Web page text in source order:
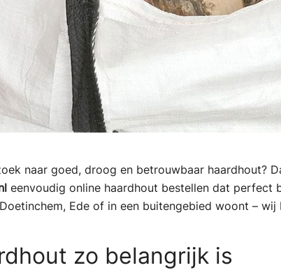
naar goed, droog en betrouwbaar haardhout?
eenvoudig online haardhout bestellen dat
Ede of in een buitengebied woont – wij
zo belangrijk is